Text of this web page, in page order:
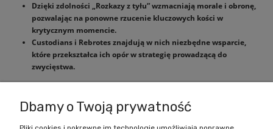
Dzięki zdolności „Rozkazy z tyłu” wzmacniają morale i obronę,
pozwalając na ponowne rzucenie kluczowych kości w
krytycznym momencie.
Custodians i Rebrotes znajdują w nich niezbędne wsparcie,
które przekształca ich opór w strategię prowadzącą do
zwycięstwa.
Dbamy o Twoją prywatność